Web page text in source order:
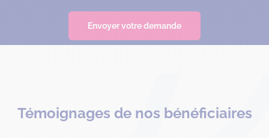
Envoyer votre demande
Témoignages de nos bénéficiaires